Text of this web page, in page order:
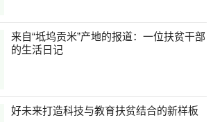
来自“坻坞贡米”产地的报道：一位扶贫干部
的生活日记
好未来打造科技与教育扶贫结合的新样板